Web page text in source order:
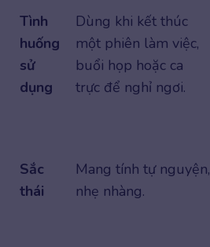
Tình
huống
sử
dụng
Dùng khi kết thúc
một phiên làm việc,
buổi họp hoặc ca
trực để nghỉ ngơi.
Sắc
thái
Mang tính tự nguyện,
nhẹ nhàng.